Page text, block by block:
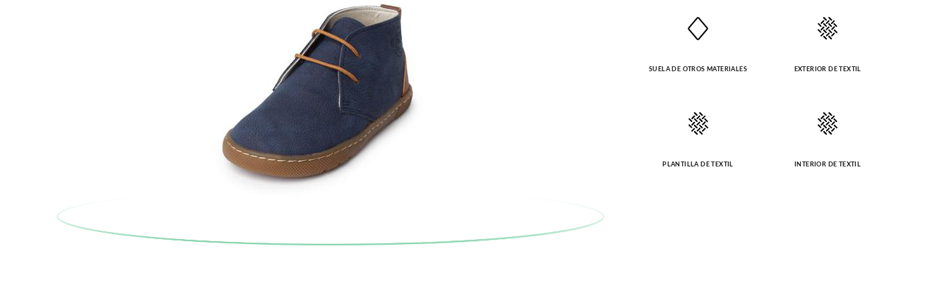
SUELA DE OTROS MATERIALES EXTERIOR DE TEXTIL
PLANTILLA DE TEXTIL INTERIOR DE TEXTIL